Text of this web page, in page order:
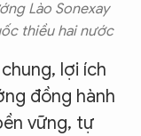
Lào Sonexay
thiều hai nước
lợi ích
đồng hành
vững, tự